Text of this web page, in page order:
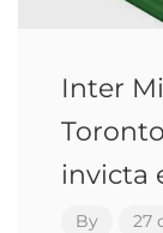
Inter
invicta
By
27